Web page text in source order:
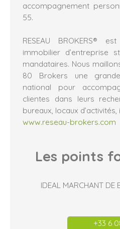
accompagnement
55.
RESEAU BROKERS®
immobilier d’entreprise
mandataires. Nous
80 Brokers une
national pour
clientes dans leurs
bureaux, locaux
www.reseau-brokers.com
Les points
+33 6